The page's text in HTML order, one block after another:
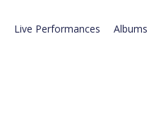
Live Performances Albums